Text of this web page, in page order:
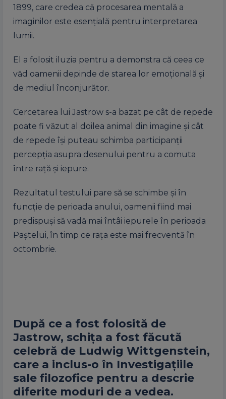
1899, care credea că procesarea mentală a
imaginilor este esențială pentru interpretarea
lumii.
El a folosit iluzia pentru a demonstra că ceea ce
văd oamenii depinde de starea lor emoțională și
de mediul înconjurător.
Cercetarea lui Jastrow s-a bazat pe cât de repede
poate fi văzut al doilea animal din imagine și cât
de repede își puteau schimba participanții
percepția asupra desenului pentru a comuta
între rață și iepure.
Rezultatul testului pare să se schimbe și în
funcție de perioada anului, oamenii fiind mai
predispuși să vadă mai întâi iepurele în perioada
Paștelui, în timp ce rața este mai frecventă în
octombrie.
După ce a fost folosită de
Jastrow, schița a fost făcută
celebră de Ludwig Wittgenstein,
care a inclus-o în Investigațiile
sale filozofice pentru a descrie
diferite moduri de a vedea.